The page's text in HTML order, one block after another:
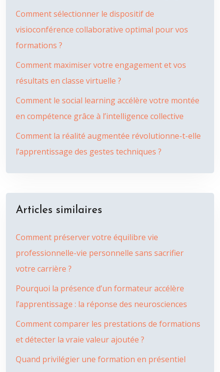
Comment sélectionner le dispositif de
visioconférence collaborative optimal pour vos
formations ?
Comment maximiser votre engagement et vos
résultats en classe virtuelle ?
Comment le social learning accélère votre montée
en compétence grâce à l’intelligence collective
Comment la réalité augmentée révolutionne-t-elle
l’apprentissage des gestes techniques ?
Articles similaires
Comment préserver votre équilibre vie
professionnelle-vie personnelle sans sacrifier
votre carrière ?
Pourquoi la présence d’un formateur accélère
l’apprentissage : la réponse des neurosciences
Comment comparer les prestations de formations
et détecter la vraie valeur ajoutée ?
Quand privilégier une formation en présentiel